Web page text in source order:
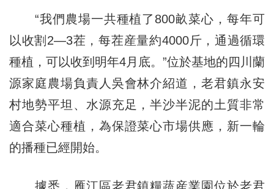
“我們農場一共種植了800畝菜心，每年可
以收割2—3茬，每茬産量約4000斤，通過循環
種植，可以收到明年4月底。”位於基地的四川蘭
源家庭農場負責人吳會林介紹道，老君鎮永安
村地勢平坦、水源充足，半沙半泥的土質非常
適合菜心種植，為保證菜心市場供應，新一輪
的播種已經開始。
據悉，雁江區老君鎮糧蔬産業園位於老君